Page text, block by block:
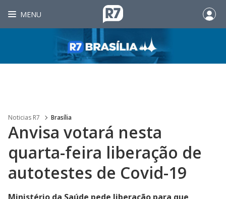
MENU
Noticias R7 Brasília
Anvisa votará nesta
quarta-feira liberação de
autotestes de Covid-19